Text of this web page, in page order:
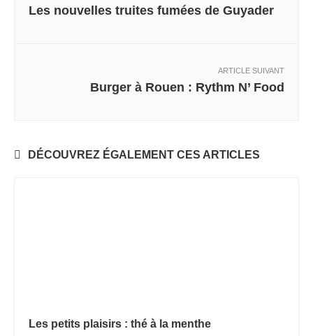
Les nouvelles truites fumées de Guyader
ARTICLE SUIVANT
Burger à Rouen : Rythm N’ Food
DÉCOUVREZ ÉGALEMENT CES ARTICLES
Les petits plaisirs : thé à la menthe